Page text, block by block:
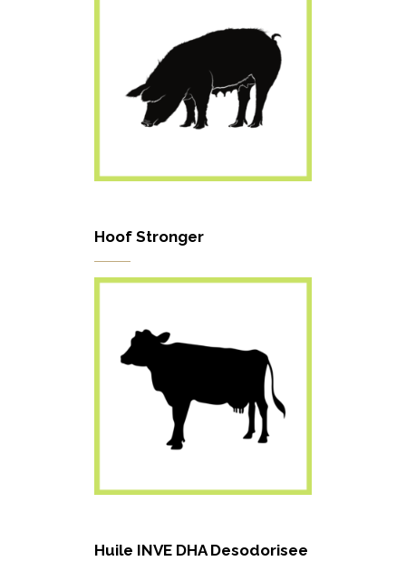
Hoof Stronger
Huile INVE DHA Desodorisee